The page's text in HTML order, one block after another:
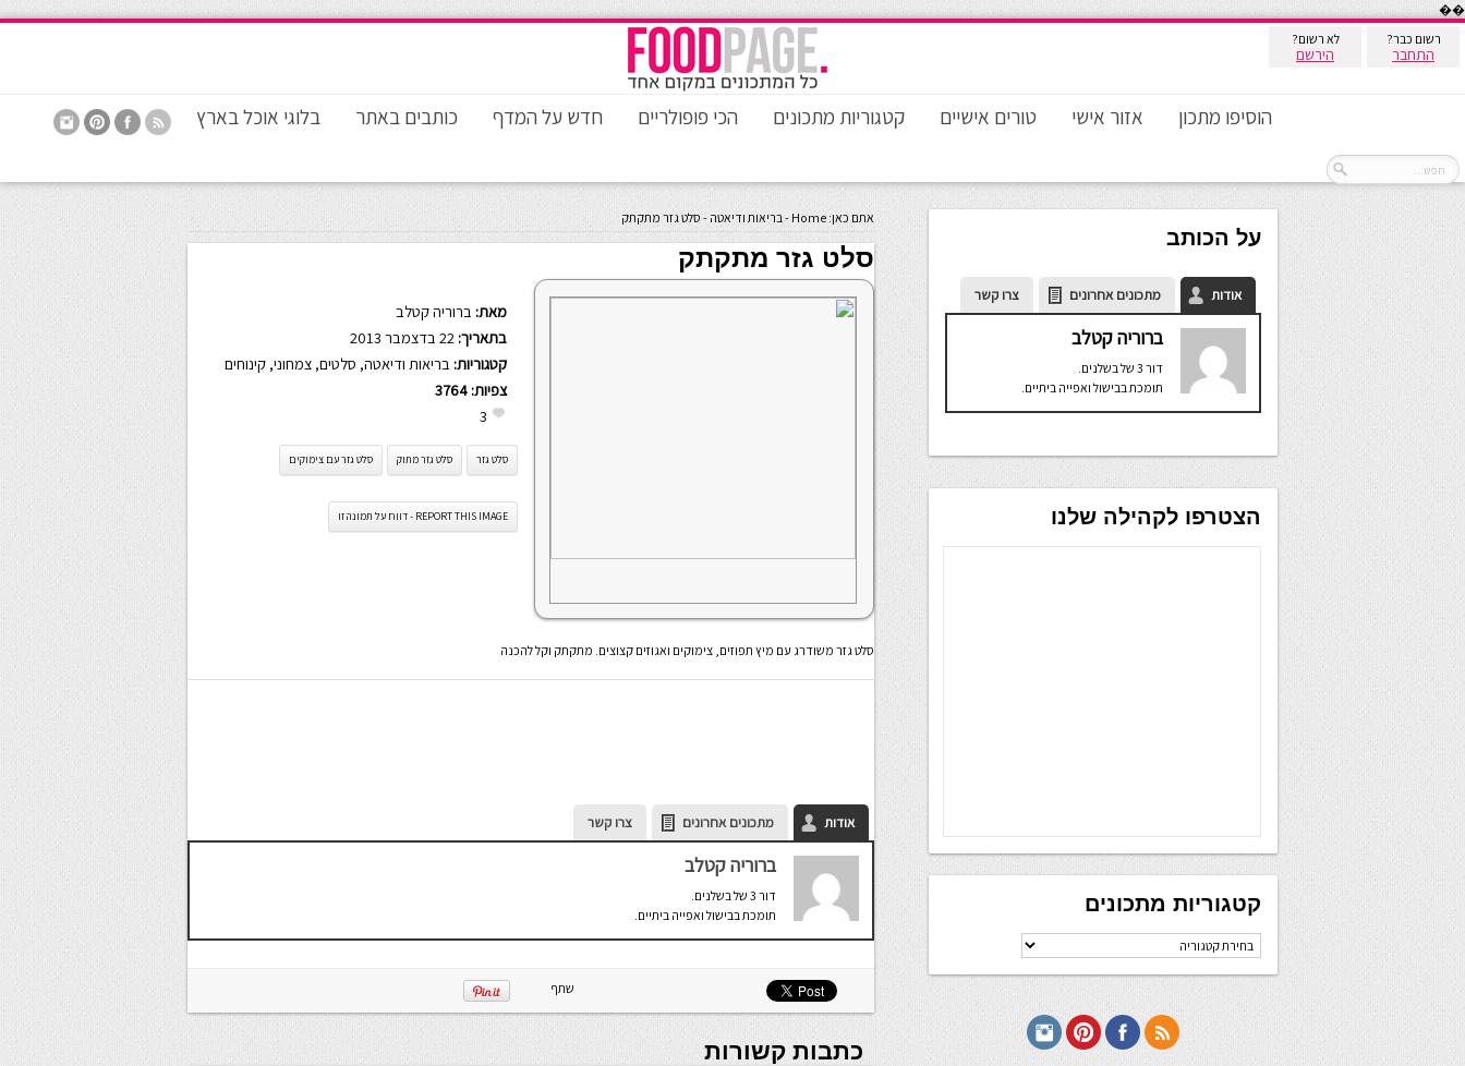
��
רשום כבר?
התחבר
לא רשום?
הירשם
הוסיפו מתכון אזור אישי טורים אישיים קטגוריות מתכונים הכי פופולריים חדש על המדף כותבים באתר בלוגי אוכל בארץ
אתם כאן: Home
-בריאות ודיאטה - סלט גזר מתקתק
סלט גזר מתקתק
מאת: ברוריה קטלב
בתאריך:
קטגוריות: בריאות ודיאטה, סלטים, צמחוני, קינוחים
צפיות: 3764
3
סלט גזר סלט גזר מתוק סלט גזר עם צימוקים
REPORT THIS IMAGE - דווח על תמונה זו
סלט גזר משודרג עם מיץ תפוזים, צימוקים ואגוזים קצוצים. מתקתק וקל להכנה
אודות מתכונים אחרונים צרו קשר
ברוריה קטלב
דור 3 של בשלנים.
תומכת בבישול ואפייה ביתיים.
שתף
כתבות קשורות
על הכותב
אודות מתכונים אחרונים צרו קשר
ברוריה קטלב
דור 3 של בשלנים.
תומכת בבישול ואפייה ביתיים.
הצטרפו לקהילה שלנו
קטגוריות מתכונים
קטגוריות
מתכונים